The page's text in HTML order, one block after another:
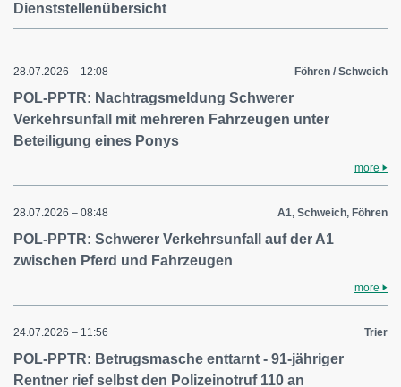
Dienststellenübersicht
28.07.2026 – 12:08 Föhren / Schweich
POL-PPTR: Nachtragsmeldung Schwerer
Verkehrsunfall mit mehreren Fahrzeugen unter
Beteiligung eines Ponys
more
28.07.2026 – 08:48 A1, Schweich, Föhren
POL-PPTR: Schwerer Verkehrsunfall auf der A1
zwischen Pferd und Fahrzeugen
more
24.07.2026 – 11:56 Trier
POL-PPTR: Betrugsmasche enttarnt - 91-jähriger
Rentner rief selbst den Polizeinotruf 110 an